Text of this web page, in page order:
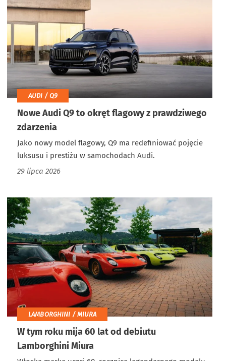
AUDI / Q9
Nowe Audi Q9 to okręt flagowy z prawdziwego
zdarzenia
Jako nowy model flagowy, Q9 ma redefiniować pojęcie
luksusu i prestiżu w samochodach Audi.
29 lipca 2026
LAMBORGHINI / MIURA
W tym roku mija 60 lat od debiutu
Lamborghini Miura